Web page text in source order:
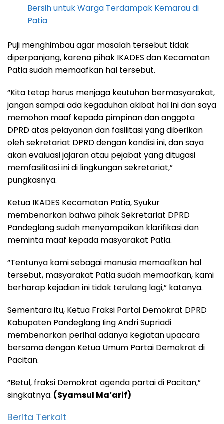
Bersih untuk Warga Terdampak Kemarau di
Patia
Puji menghimbau agar masalah tersebut tidak
diperpanjang, karena pihak IKADES dan Kecamatan
Patia sudah memaafkan hal tersebut.
“Kita tetap harus menjaga keutuhan bermasyarakat,
jangan sampai ada kegaduhan akibat hal ini dan saya
memohon maaf kepada pimpinan dan anggota
DPRD atas pelayanan dan fasilitasi yang diberikan
oleh sekretariat DPRD dengan kondisi ini, dan saya
akan evaluasi jajaran atau pejabat yang ditugasi
memfasilitasi ini di lingkungan sekretariat,”
pungkasnya.
Ketua IKADES Kecamatan Patia, Syukur
membenarkan bahwa pihak Sekretariat DPRD
Pandeglang sudah menyampaikan klarifikasi dan
meminta maaf kepada masyarakat Patia.
“Tentunya kami sebagai manusia memaafkan hal
tersebut, masyarakat Patia sudah memaafkan, kami
berharap kejadian ini tidak terulang lagi,” katanya.
Sementara itu, Ketua Fraksi Partai Demokrat DPRD
Kabupaten Pandeglang Iing Andri Supriadi
membenarkan perihal adanya kegiatan upacara
bersama dengan Ketua Umum Partai Demokrat di
Pacitan.
“Betul, fraksi Demokrat agenda partai di Pacitan,”
singkatnya. (Syamsul Ma’arif)
Berita Terkait